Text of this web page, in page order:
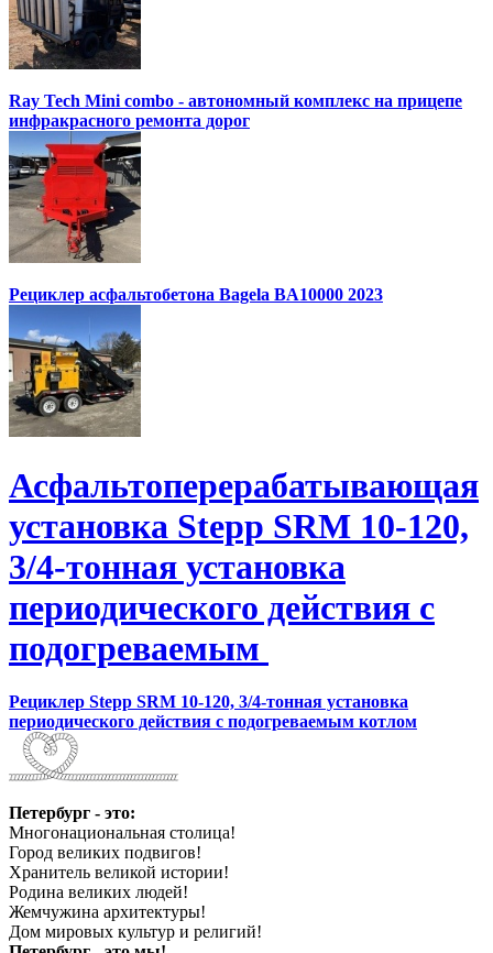
Ray Tech Mini combo - автономный комплекс на прицепе
инфракрасного ремонта дорог
Рециклер асфальтобетона Bagela BA10000 2023
Асфальтоперерабатывающая
установка Stepp SRM 10-120,
3/4-тонная установка
периодического действия с
подогреваемым
Рециклер Stepp SRM 10-120, 3/4-тонная установка
периодического действия с подогреваемым котлом
Петербург - это:
Многонациональная столица!
Город великих подвигов!
Хранитель великой истории!
Родина великих людей!
Жемчужина архитектуры!
Дом мировых культур и религий!